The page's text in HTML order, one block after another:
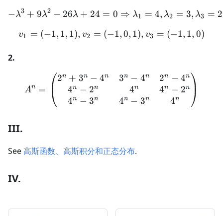
-\lambda^3 +
−λ3 + 9λ2 − 26λ + 24 = 0 ⇒ λ1 = 4, λ2 = 3, λ3 = 2
v_1 = (-1, 1, 1), v_2 = (-
v1 = (−1, 1, 1), v2 = (−1,0, 1), v3 = (−1, 1, 0)
2.
A^n = \begin{pmatrix}
An =
2n + 3n − 4n
4n − 2n
4n − 3n
3n − 4n
4n
4n − 3n
2n − 4n
4n − 2n
4n
III.
See高斯函数、高斯积分和正态分布.
IV.